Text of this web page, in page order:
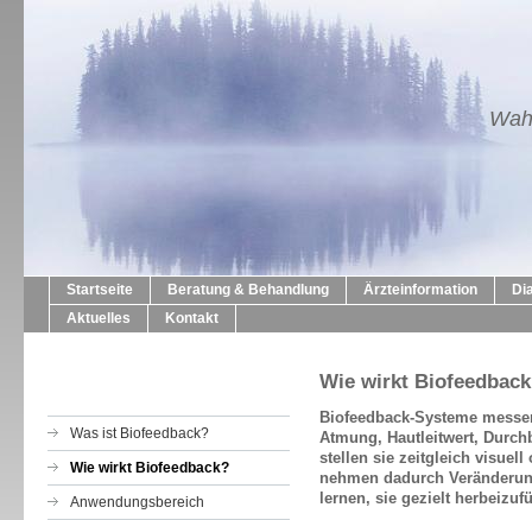
Startseite Beratung & Behandlung Ärzteinformation
Aktuelles
Kontakt
Was ist Biofeedback?
Wie wirkt Biofeedback?
Anwendungsbereich
Wie wirkt
Biofeedback-Systeme
Atmung, Hautleitwert,
stellen sie zeitgleich visuell
nehmen dadurch
lernen, sie gezielt